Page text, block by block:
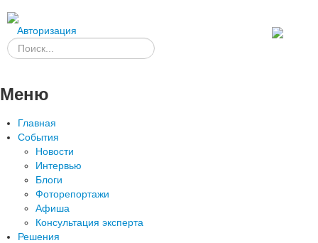
Авторизация
Меню
Главная
События
Новости
Интервью
Блоги
Фоторепортажи
Афиша
Консультация эксперта
Решения